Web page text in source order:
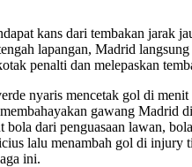
kans dari tembakan
lapangan, Madrid
penalti dan melepaskan
nyaris mencetak gol di
gawang
dari penguasaan lawan,
lalu menambah gol di
ini.